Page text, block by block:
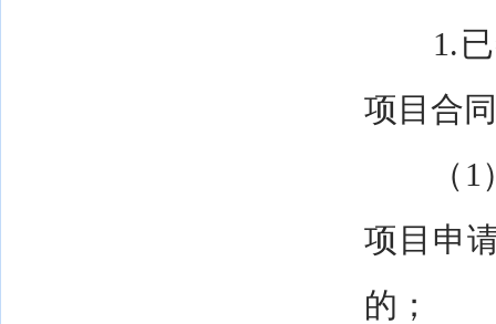
1.已签
项目合
（1）
项目申
的；